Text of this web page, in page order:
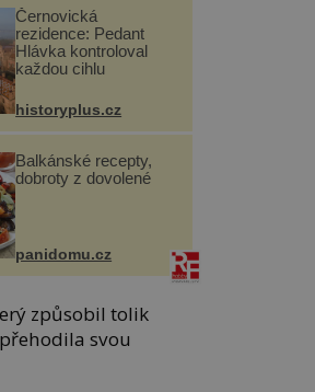
Černovická
rezidence: Pedant
Hlávka kontroloval
každou cihlu
historyplus.cz
Balkánské recepty,
dobroty z dovolené
panidomu.cz
způsobil tolik
svou